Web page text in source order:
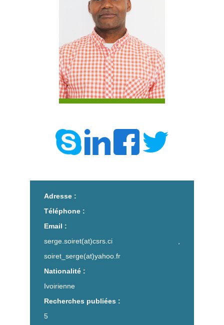
Adresse :
Téléphone :
Email :
serge.soiret(at)csrs.ci ,
soiret_serge(at)yahoo.fr
Nationalité :
Ivoirienne
Recherches publiées :
5